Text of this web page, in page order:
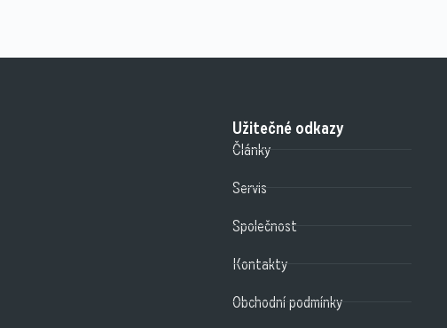
Užitečné odkazy
Články
Servis
Společnost
Kontakty
Obchodní podmínky